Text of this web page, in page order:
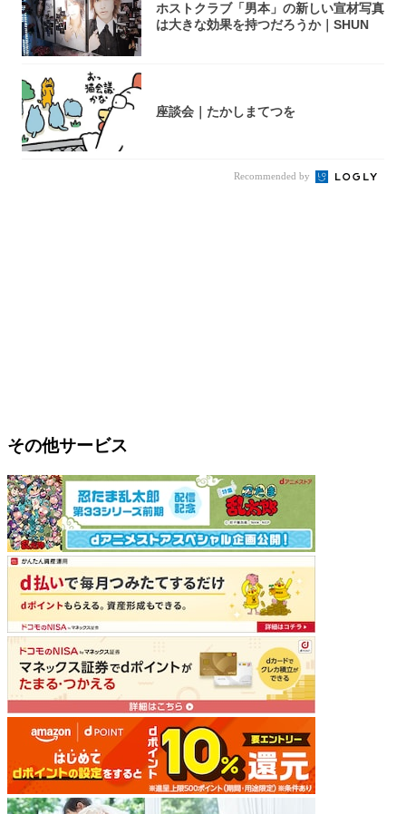
ホストクラブ「男本」の新しい宣材写真
は大きな効果を持つだろうか｜SHUN
座談会｜たかしまてつを
Recommended by
その他サービス